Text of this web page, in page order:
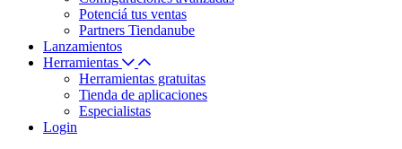
Potenciá tus ventas
Partners Tiendanube
Lanzamientos
Herramientas
Herramientas gratuitas
Tienda de aplicaciones
Especialistas
Login